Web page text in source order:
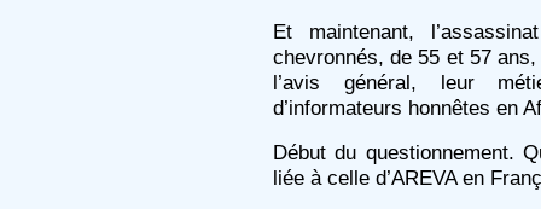
Et maintenant,
chevronnés, de 55 et 57
l’avis général, leur
d’informateurs honnêtes en
Début du questionnement.
liée à celle d’AREVA en